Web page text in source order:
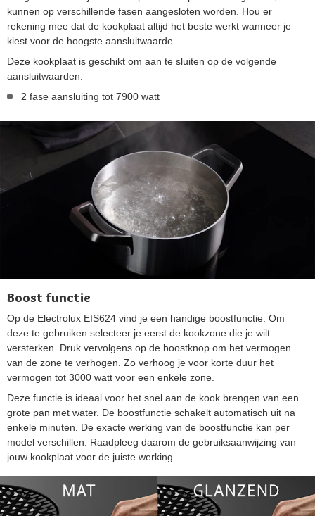
kunnen op verschillende fasen aangesloten worden. Hou er
rekening mee dat de kookplaat altijd het beste werkt wanneer je
kiest voor de hoogste aansluitwaarde.
Deze kookplaat is geschikt om aan te sluiten op de volgende
aansluitwaarden:
2 fase aansluiting tot 7900 watt
Boost functie
Op de Electrolux EIS624 vind je een handige boostfunctie. Om
deze te gebruiken selecteer je eerst de kookzone die je wilt
versterken. Druk vervolgens op de boostknop om het vermogen
van de zone te verhogen. Zo verhoog je voor korte duur het
vermogen tot 3000 watt voor een enkele zone.
Deze functie is ideaal voor het snel aan de kook brengen van een
grote pan met water. De boostfunctie schakelt automatisch uit na
enkele minuten. De exacte werking van de boostfunctie kan per
model verschillen. Raadpleeg daarom de gebruiksaanwijzing van
jouw kookplaat voor de juiste werking.